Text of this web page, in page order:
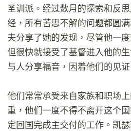
圣训派。经过数月的探索和反
经，所有苦思不解的问题都圆
夫分享了她的发现，尽管他一
但很快就接受了基督进入他的
与人分享福音，因着他们的见
他们常常承受来自家族和职场
重，他们一度不得不离开这个
定回国完成主交付的工作。凯